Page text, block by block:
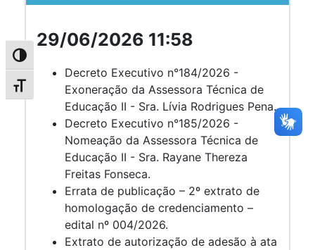
Alternar alto contraste
Alternar tamanho da fonte
29/06/2026 11:58
Decreto Executivo n°184/2026 -
Exoneração da Assessora Técnica de
Educação II - Sra. Lívia Rodrigues Pena.
Decreto Executivo n°185/2026 -
Nomeação da Assessora Técnica de
Educação II - Sra. Rayane Thereza
Freitas Fonseca.
Errata de publicação – 2º extrato de
homologação de credenciamento –
edital nº 004/2026.
Extrato de autorização de adesão à ata